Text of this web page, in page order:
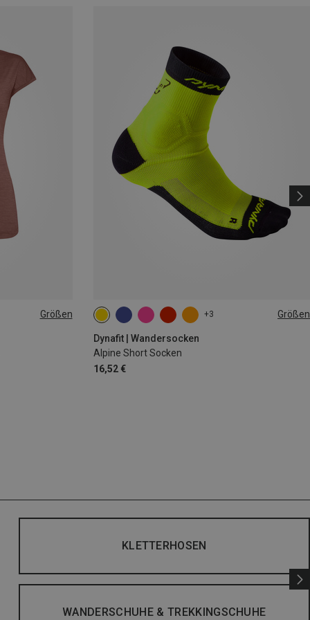
Größen +3 Größen
Dynafit | Wandersocken
Alpine Short Socken
16,52 €
35|36|37|38 39|40|41|42
KLETTERHOSEN
WANDERSCHUHE & TREKKINGSCHUHE